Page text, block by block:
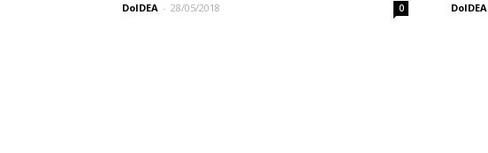
DoIDEA - 28/05/2018 0 DoIDEA